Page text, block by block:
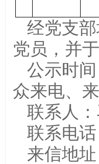
经党支
党员，并
公示时
众来电、
联系人
联系电话
来信地